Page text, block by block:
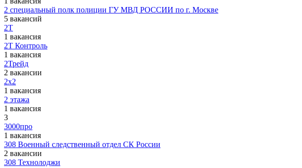
2 специальный полк полиции ГУ МВД РОССИИ по г. Москве
5 вакансий
2Т
1 вакансия
2Т Контроль
1 вакансия
2Трейд
2 вакансии
2х2
1 вакансия
2 этажа
1 вакансия
3
3000про
1 вакансия
308 Военный следственный отдел СК России
2 вакансии
308 Технолоджи